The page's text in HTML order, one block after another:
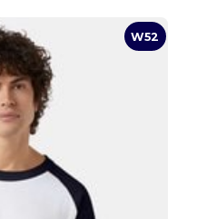
W52